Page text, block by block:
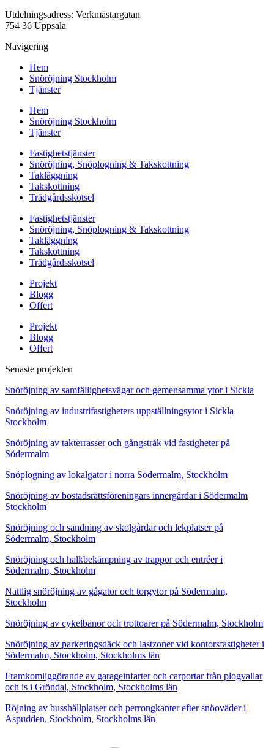
Utdelningsadress: Verkmästargatan
754 36 Uppsala
Navigering
Hem
Snöröjning Stockholm
Tjänster
Hem
Snöröjning Stockholm
Tjänster
Fastighetstjänster
Snöröjning, Snöplogning & Takskottning
Takläggning
Takskottning
Trädgårdsskötsel
Fastighetstjänster
Snöröjning, Snöplogning & Takskottning
Takläggning
Takskottning
Trädgårdsskötsel
Projekt
Blogg
Offert
Projekt
Blogg
Offert
Senaste projekten
Snöröjning av samfällighetsvägar och gemensamma ytor i Sickla
Snöröjning av industrifastigheters uppställningsytor i Sickla
Stockholm
Snöröjning av takterrasser och gångstråk vid fastigheter på
Södermalm
Snöplogning av lokalgator i norra Södermalm, Stockholm
Snöröjning av bostadsrättsföreningars innergårdar i Södermalm
Stockholm
Snöröjning och sandning av skolgårdar och lekplatser på
Södermalm, Stockholm
Snöröjning och halkbekämpning av trappor och entréer i
Södermalm, Stockholm
Nattlig snöröjning av gågator och torgytor på Södermalm,
Stockholm
Snöröjning av cykelbanor och trottoarer på Södermalm, Stockholm
Snöröjning av parkeringsdäck och lastzoner vid kontorsfastigheter i
Södermalm, Stockholm, Stockholms län
Framkomliggörande av garageinfarter och carportar från plogvallar
och is i Gröndal, Stockholm, Stockholms län
Röjning av busshållplatser och perrongkanter efter snöoväder i
Aspudden, Stockholm, Stockholms län